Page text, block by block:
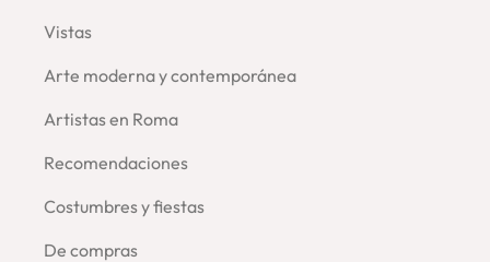
Vistas
Arte moderna y contemporánea
Artistas en Roma
Recomendaciones
Costumbres y fiestas
De compras